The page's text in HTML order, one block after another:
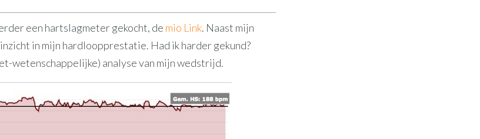
een hartslagmeter gekocht, de mio Link. Naast mijn
in mijn hardloopprestatie. Had ik harder gekund?
wetenschappelijke) analyse van mijn wedstrijd.